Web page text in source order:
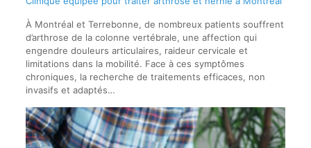
À Montréal et Terrebonne, de nombreux patients souffrent
d’arthrose de la colonne vertébrale, une affection qui
engendre douleurs articulaires, raideur cervicale et
limitations dans la mobilité. Face à ces symptômes
chroniques, la recherche de traitements efficaces, non
invasifs et adaptés…